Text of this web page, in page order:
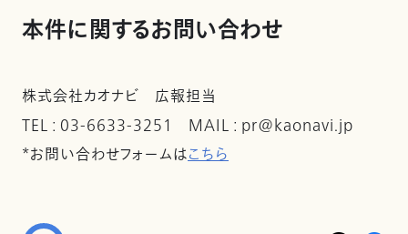
本件に関するお問い合わせ
株式会社カオナビ 広報担当
TEL : 03-6633-3251 MAIL : pr@kaonavi.jp
*お問い合わせフォームはこちら